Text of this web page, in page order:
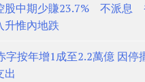
股中期少賺23.7% 不派息
升惟內地跌
字按年增1成至2.2萬億 因停
出